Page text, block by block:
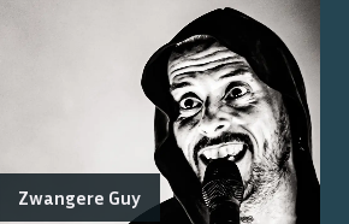
Zwangere Guy